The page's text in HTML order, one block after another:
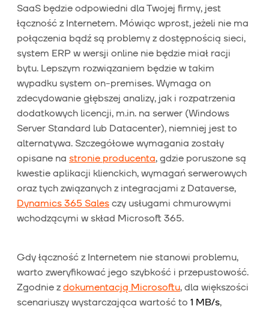
SaaS będzie odpowiedni dla Twojej firmy, jest
łączność z Internetem. Mówiąc wprost, jeżeli nie ma
połączenia bądź są problemy z dostępnością sieci,
system ERP w wersji online nie będzie miał racji
bytu. Lepszym rozwiązaniem będzie w takim
wypadku system on-premises. Wymaga on
zdecydowanie głębszej analizy, jak i rozpatrzenia
dodatkowych licencji, m.in. na serwer (Windows
Server Standard lub Datacenter), niemniej jest to
alternatywa. Szczegółowe wymagania zostały
opisane na stronie producenta, gdzie poruszone są
kwestie aplikacji klienckich, wymagań serwerowych
oraz tych związanych z integracjami z Dataverse,
Dynamics 365 Sales czy usługami chmurowymi
wchodzącymi w skład Microsoft 365.
Gdy łączność z Internetem nie stanowi problemu,
warto zweryfikować jego szybkość i przepustowość.
Zgodnie z dokumentacją Microsoftu, dla większości
scenariuszy wystarczająca wartość to 1 MB/s,